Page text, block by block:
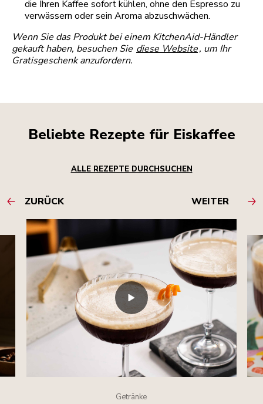
die Ihren Kaffee sofort kühlen, ohne den Espresso zu
verwässern oder sein Aroma abzuschwächen.
Wenn Sie das Produkt bei einem KitchenAid-Händler
gekauft haben, besuchen Sie diese Website, um Ihr
Gratisgeschenk anzufordern.
Beliebte Rezepte für Eiskaffee
ALLE REZEPTE DURCHSUCHEN
ZURÜCK WEITER
Getränke